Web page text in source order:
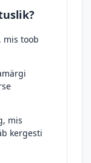
mis toob
mis
kergesti